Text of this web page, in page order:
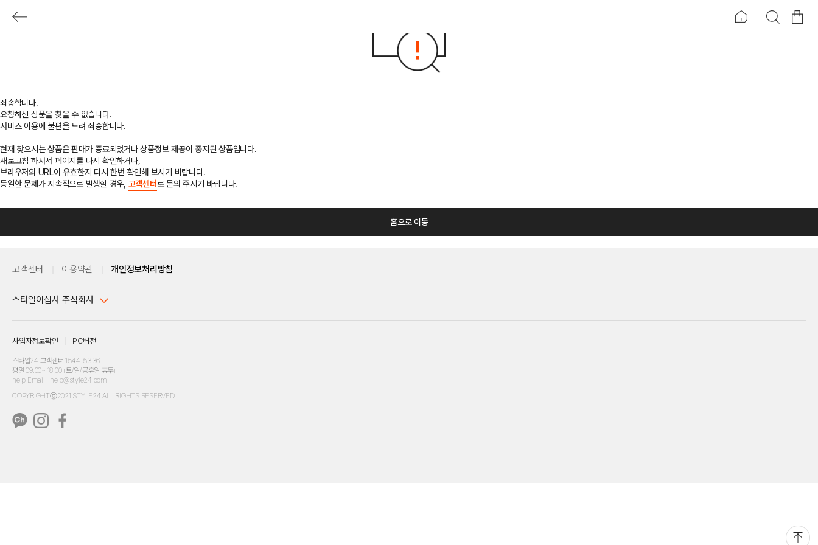
죄송합니다.
요청하신 상품을 찾을 수 없습니다.
서비스 이용에 불편을 드려 죄송합니다.
현재 찾으시는 상품은 판매가 종료되었거나 상품정보 제공이 중지된 상품입니다.
새로고침 하셔서 페이지를 다시 확인하거나,
브라우저의 URL이 유효한지 다시 한번 확인해 보시기 바랍니다.
동일한 문제가 지속적으로 발생할 경우, 고객센터로 문의 주시기 바랍니다.
홈으로 이동
고객센터 이용약관 개인정보처리방침
스타일이십사 주식회사
주소 : 서울시 강남구 논현로 633, 6층 (논현동, 한세엠케이빌딩)
사업자등록번호 : 116-81-32499
통신판매업신고번호 : 제 2024-서울강남-04239
개인정보보호책임자 : 배기영
고객센터 1544-5336(평일 09:00~ 18:00 토/일/공휴일 휴무)
사업자정보확인 PC버전
스타일24 고객센터 1544-5336
평일 09:00~ 18:00 (토/일/공휴일 휴무)
help Email : help@style24.com
COPYRIGHTⓒ2021 STYLE24 ALL RIGHTS RESERVED.